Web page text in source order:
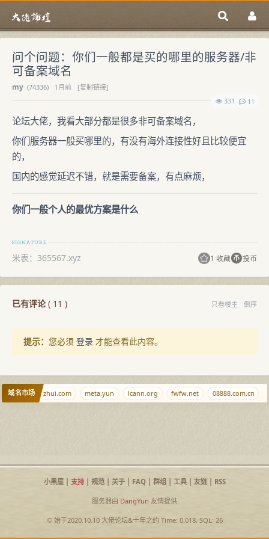
问个问题：你们一般都是买的哪里的服务器/非
可备案域名
my (74336) 1月前
[复制链接]
331
11
论坛大佬，我看大部分都是很多非可备案域名，
你们服务器一般买哪里的，有没有海外连接性好且比较便宜
的，
国内的感觉延迟不错，就是需要备案，有点麻烦，
你们一般个人的最优方案是什么
米表：365567.xyz 1 收藏 投币
已有评论( 11 ) 只看楼主 倒序
提示： 您必须 登录 才能查看此内容。
域名市场diaozhui.com meta.yun lcann.org fwfw.net 08888.com.cn
小黑屋| 支持| 规范| 关于| FAQ| 群组| 工具| 友链| RSS
服务器由 DangYun 友情提供
© 始于2020.10.10 大佬论坛&十年之约Time: 0.018, SQL: 26